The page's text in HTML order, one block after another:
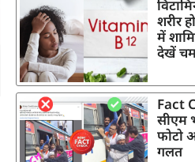
शरीर
में
देखें
Fact
सीएम
फोटो
गलत